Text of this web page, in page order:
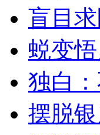
盲目
蜕变
独白
摆脱